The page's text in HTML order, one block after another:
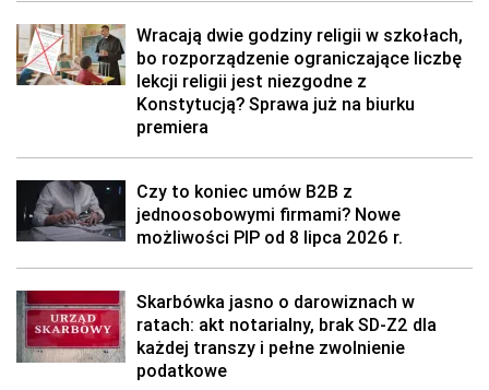
Wracają dwie godziny religii w szkołach,
bo rozporządzenie ograniczające liczbę
lekcji religii jest niezgodne z
Konstytucją? Sprawa już na biurku
premiera
Czy to koniec umów B2B z
jednoosobowymi firmami? Nowe
możliwości PIP od 8 lipca 2026 r.
Skarbówka jasno o darowiznach w
ratach: akt notarialny, brak SD-Z2 dla
każdej transzy i pełne zwolnienie
podatkowe